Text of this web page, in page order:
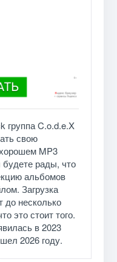
группа C.o.d.e.X
свою
MP3
будете рады, что
альбомов
Загрузка
до несколько
это стоит того.
в 2023
2026 году.